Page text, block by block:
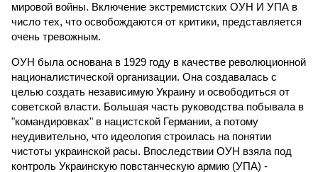
мировой войны. Включение экстремистских ОУН И УПА в
число тех, что освобождаются от критики, представляется
очень тревожным.
ОУН была основана в 1929 году в качестве революционной
националистической организации. Она создавалась с
целью создать независимую Украину и освободиться от
советской власти. Большая часть руководства побывала в
"командировках" в нацистской Германии, а потому
неудивительно, что идеология строилась на понятии
чистоты украинской расы. Впоследствии ОУН взяла под
контроль Украинскую повстанческую армию (УПА) -